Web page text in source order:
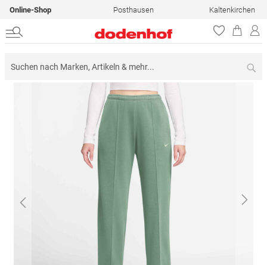
Online-Shop Posthausen Kaltenkirchen